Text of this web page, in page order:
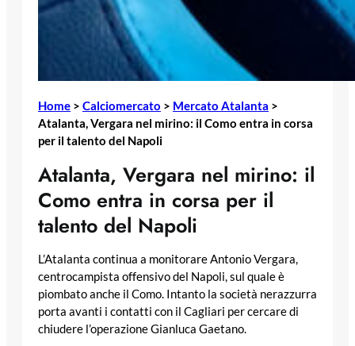
Home > Calciomercato > Mercato Atalanta >
Atalanta, Vergara nel mirino: il Como entra in corsa
per il talento del Napoli
Atalanta, Vergara nel mirino: il
Como entra in corsa per il
talento del Napoli
L’Atalanta continua a monitorare Antonio Vergara,
centrocampista offensivo del Napoli, sul quale è
piombato anche il Como. Intanto la società nerazzurra
porta avanti i contatti con il Cagliari per cercare di
chiudere l’operazione Gianluca Gaetano.